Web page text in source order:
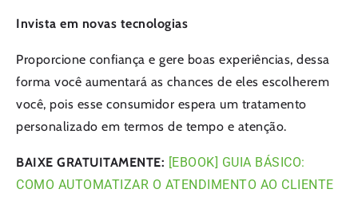
Invista em novas tecnologias
Proporcione confiança e gere boas experiências, dessa
forma você aumentará as chances de eles escolherem
você, pois esse consumidor espera um tratamento
personalizado em termos de tempo e atenção.
BAIXE GRATUITAMENTE: [EBOOK] GUIA BÁSICO:
COMO AUTOMATIZAR O ATENDIMENTO AO CLIENTE